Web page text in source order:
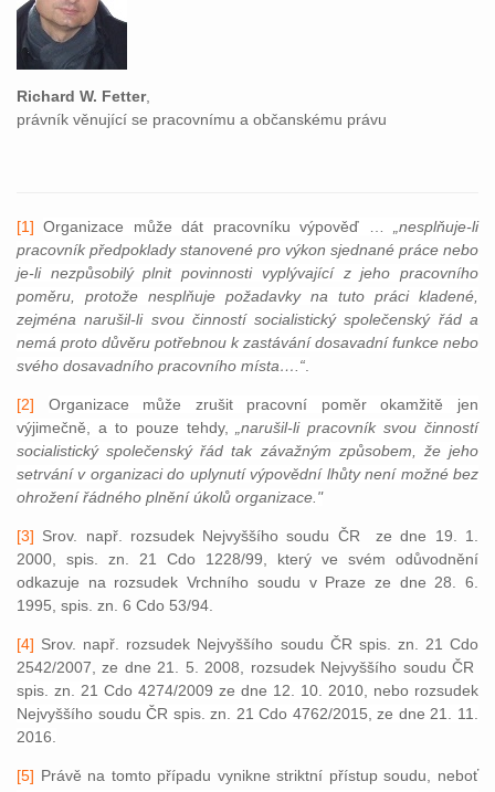
Richard W. Fetter,
právník věnující se pracovnímu a občanskému právu
[1] Organizace může dát pracovníku výpověď …
„nesplňuje-li
pracovník předpoklady stanovené pro výkon sjednané práce nebo
je-li nezpůsobilý plnit povinnosti vyplývající z jeho pracovního
poměru, protože nesplňuje požadavky na tuto práci kladené,
zejména narušil-li svou činností socialistický společenský řád a
nemá proto důvěru potřebnou k zastávání dosavadní funkce nebo
svého dosavadního pracovního místa….“
[2]
Organizace může zrušit pracovní poměr okamžitě jen
výjimečně, a to pouze tehdy,
„narušil-li pracovník svou činností
socialistický společenský řád tak závažným způsobem, že jeho
setrvání v organizaci do uplynutí výpovědní lhůty není možné bez
ohrožení řádného plnění úkolů organizace."
[3] Srov. např. rozsudek Nejvyššího soudu ČR ze dne 19. 1.
2000, spis. zn. 21 Cdo 1228/99, který ve svém odůvodnění
odkazuje na rozsudek Vrchního soudu v Praze ze dne 28. 6.
1995, spis. zn. 6 Cdo 53/94.
[4] Srov. např. rozsudek Nejvyššího soudu ČR spis. zn. 21 Cdo
2542/2007, ze dne 21. 5. 2008, rozsudek Nejvyššího soudu ČR
spis. zn. 21 Cdo 4274/2009 ze dne 12. 10. 2010, nebo rozsudek
Nejvyššího soudu ČR spis. zn. 21 Cdo 4762/2015, ze dne 21. 11.
2016.
[5] Právě na tomto případu vynikne striktní přístup soudu, neboť